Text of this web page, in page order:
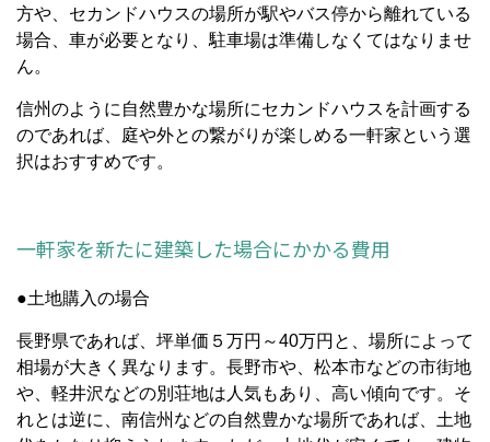
方や、セカンドハウスの場所が駅やバス停から離れている
場合、車が必要となり、駐車場は準備しなくてはなりませ
ん。
信州のように自然豊かな場所にセカンドハウスを計画する
のであれば、庭や外との繋がりが楽しめる一軒家という選
択はおすすめです。
一軒家を新たに建築した場合にかかる費用
●土地購入の場合
長野県であれば、坪単価５万円～40万円と、場所によって
相場が大きく異なります。長野市や、松本市などの市街地
や、軽井沢などの別荘地は人気もあり、高い傾向です。そ
れとは逆に、南信州などの自然豊かな場所であれば、土地